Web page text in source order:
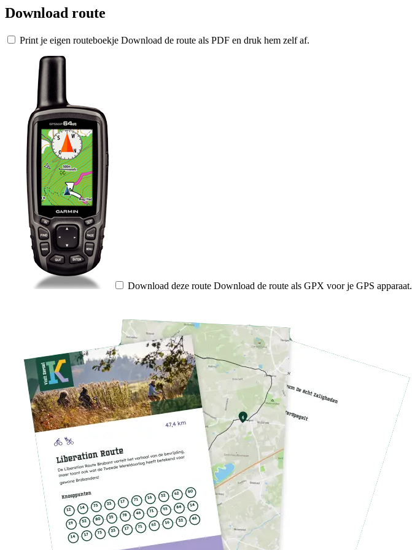
Download route
Print je eigen routeboekje Download de route als PDF en druk hem zelf af.
Download deze route Download de route als GPX voor je GPS apparaat.